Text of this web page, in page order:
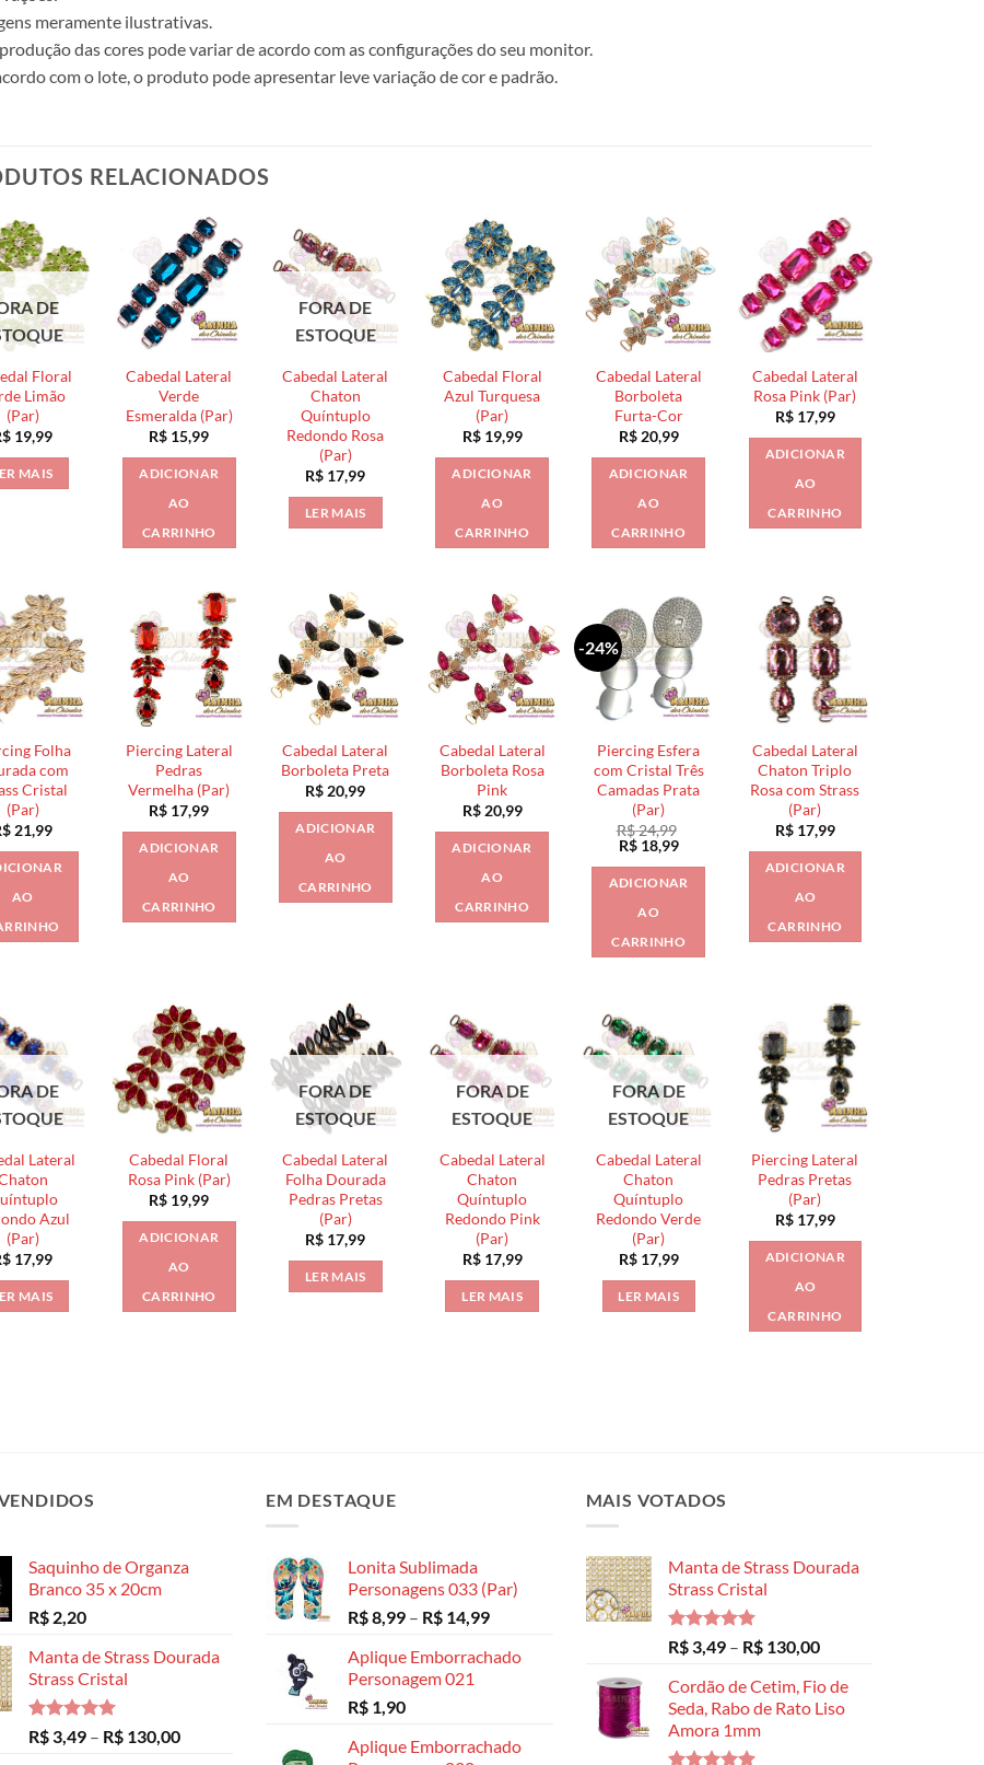
meramente ilustrativas.
das cores pode variar de acordo com as configurações do seu monitor.
com o lote, o produto pode apresentar leve variação de cor e padrão.
RELACIONADOS
DE
Floral
Limão
(Par)
19,99
MAIS
Cabedal Lateral
Verde
Esmeralda (Par)
R$ 15,99
ADICIONAR
AO
CARRINHO
FORA DE
ESTOQUE
Cabedal Lateral
Chaton
Quíntuplo
Redondo Rosa
(Par)
R$ 17,99
LER MAIS
Cabedal Floral
Azul Turquesa
(Par)
R$19,99
ADICIONAR
AO
CARRINHO
Cabedal Lateral
Borboleta
Furta-Cor
R$20,99
ADICIONAR
AO
CARRINHO
Cabedal Lateral
Rosa Pink (Par)
R$17,99
ADICIONAR
AO
CARRINHO
Folha
com
Cristal
(Par)
21,99
AO
Piercing Lateral
Pedras
Vermelha (Par)
R$ 17,99
ADICIONAR
AO
CARRINHO
Cabedal Lateral
Borboleta Preta
R$ 20,99
ADICIONAR
AO
CARRINHO
Cabedal Lateral
Borboleta Rosa
Pink
R$20,99
ADICIONAR
AO
CARRINHO
-24%
Piercing Esfera
com Cristal Três
Camadas Prata
(Par)
R$24,99
O
original
era:
R$ 24,99.
R$18,99O
atual
é:
ADICIONAR
AO
CARRINHO
Cabedal Lateral
Chaton Triplo
Rosa com Strass
(Par)
R$17,99
ADICIONAR
AO
CARRINHO
DE
Lateral
Azul
(Par)
17,99
MAIS
Cabedal Floral
Rosa Pink (Par)
R$ 19,99
ADICIONAR
AO
CARRINHO
FORA DE
ESTOQUE
Cabedal Lateral
Folha Dourada
Pedras Pretas
(Par)
R$ 17,99
LER MAIS
FORA DE
ESTOQUE
Cabedal Lateral
Chaton
Quíntuplo
Redondo Pink
(Par)
R$17,99
LER MAIS
FORA DE
ESTOQUE
Cabedal Lateral
Chaton
Quíntuplo
Redondo Verde
(Par)
R$17,99
LER MAIS
Piercing Lateral
Pedras Pretas
(Par)
R$17,99
ADICIONAR
AO
CARRINHO
Saquinho de Organza
Branco 35 x 20cm
R$2,20
Manta de Strass Dourada
Strass Cristal
Avaliação
5.00
de 5
R$3,49 – R$130,00Faixa
EM DESTAQUE
Lonita Sublimada
Personagens 033 (Par)
R$8,99 – R$ 14,99Faixa
preço:
Aplique Emborrachado
Personagem 021
R$ 1,90
Aplique Emborrachado
MAIS VOTADOS
Manta de Strass Dourada
Strass Cristal
Avaliação
5.00
de 5
R$3,49 – R$130,00Faixa
preço:
R$ 3,49
Cordão de Cetim, Fio de
Seda, Rabo de Rato Liso
Amora 1mm